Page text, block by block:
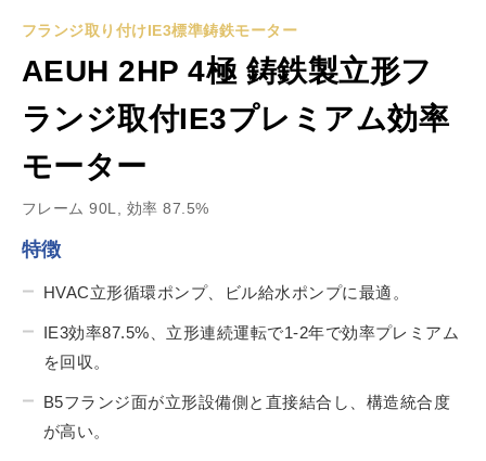
フランジ取り付けIE3標準鋳鉄モーター
AEUH 2HP 4極 鋳鉄製立形フ
ランジ取付IE3プレミアム効率
モーター
フレーム 90L, 効率 87.5%
特徴
HVAC立形循環ポンプ、ビル給水ポンプに最適。
IE3効率87.5%、立形連続運転で1-2年で効率プレミアム
を回収。
B5フランジ面が立形設備側と直接結合し、構造統合度
が高い。